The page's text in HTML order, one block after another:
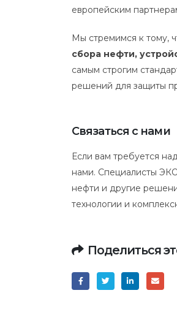
европейским
Мы стремимся к тому,
сбора нефти,
самым строгим
решений для защиты
Связаться с нами
Если вам требуется
нами. Специалисты
нефти и другие
технологии и
Поделиться